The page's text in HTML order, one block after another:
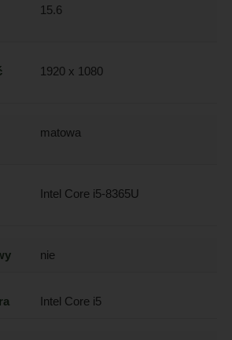
15.6
1920 x 1080
matowa
Intel Core i5-8365U
nie
Intel Core i5